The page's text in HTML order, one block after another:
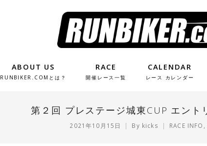
ABOUT US
RUNBIKER.COMとは？
RACE
開催レース一覧
CALENDAR
レース カレンダー
第２回 プレステージ城東CUP エント
2021年10月15日 By kicks RACE INFO